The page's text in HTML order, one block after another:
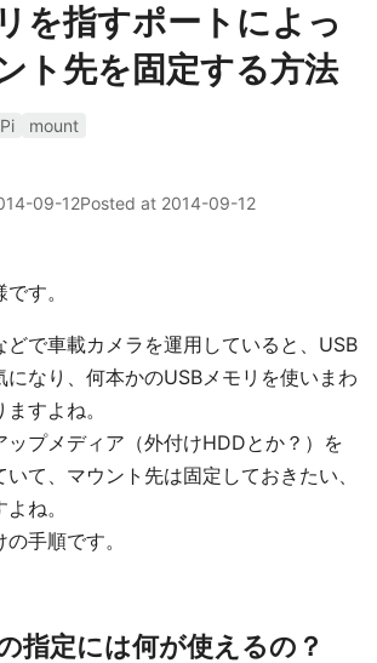
を指すポートによっ
ト先を固定する方法
mount
09-12Posted at 2014-09-12
す。
で車載カメラを運用していると、USB
になり、何本かのUSBメモリを使いまわ
すよね。
プメディア（外付けHDDとか？）を
て、マウント先は固定しておきたい、
ね。
手順です。
指定には何が使えるの？